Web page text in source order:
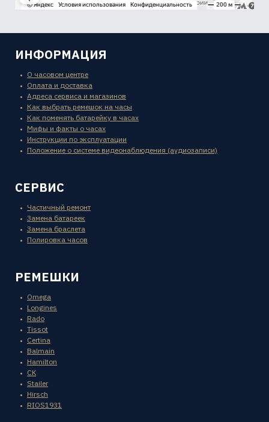
ИНФОРМАЦИЯ
О часовом центре
Оплата и доставка
Адреса сервиса и магазинов
Как выбрать ремешок на часы
Как поменять батарейку в часах
Мифы и факты о часах
Инструкции по эксплуатации
Положение о системе видеонаблюдения (аудиозаписи)
СЕРВИС
Частичный ремонт
Замена батареек
Замена браслета
Полировка часов
РЕМЕШКИ
Omega
Longines
Rado
Tissot
Certina
Balmain
Hamilton
CK
Stailer
Hirsch
RIOS1931